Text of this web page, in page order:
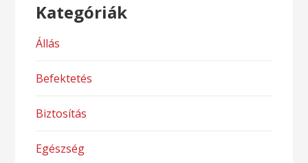
Kategóriák
Állás
Befektetés
Biztosítás
Egészség